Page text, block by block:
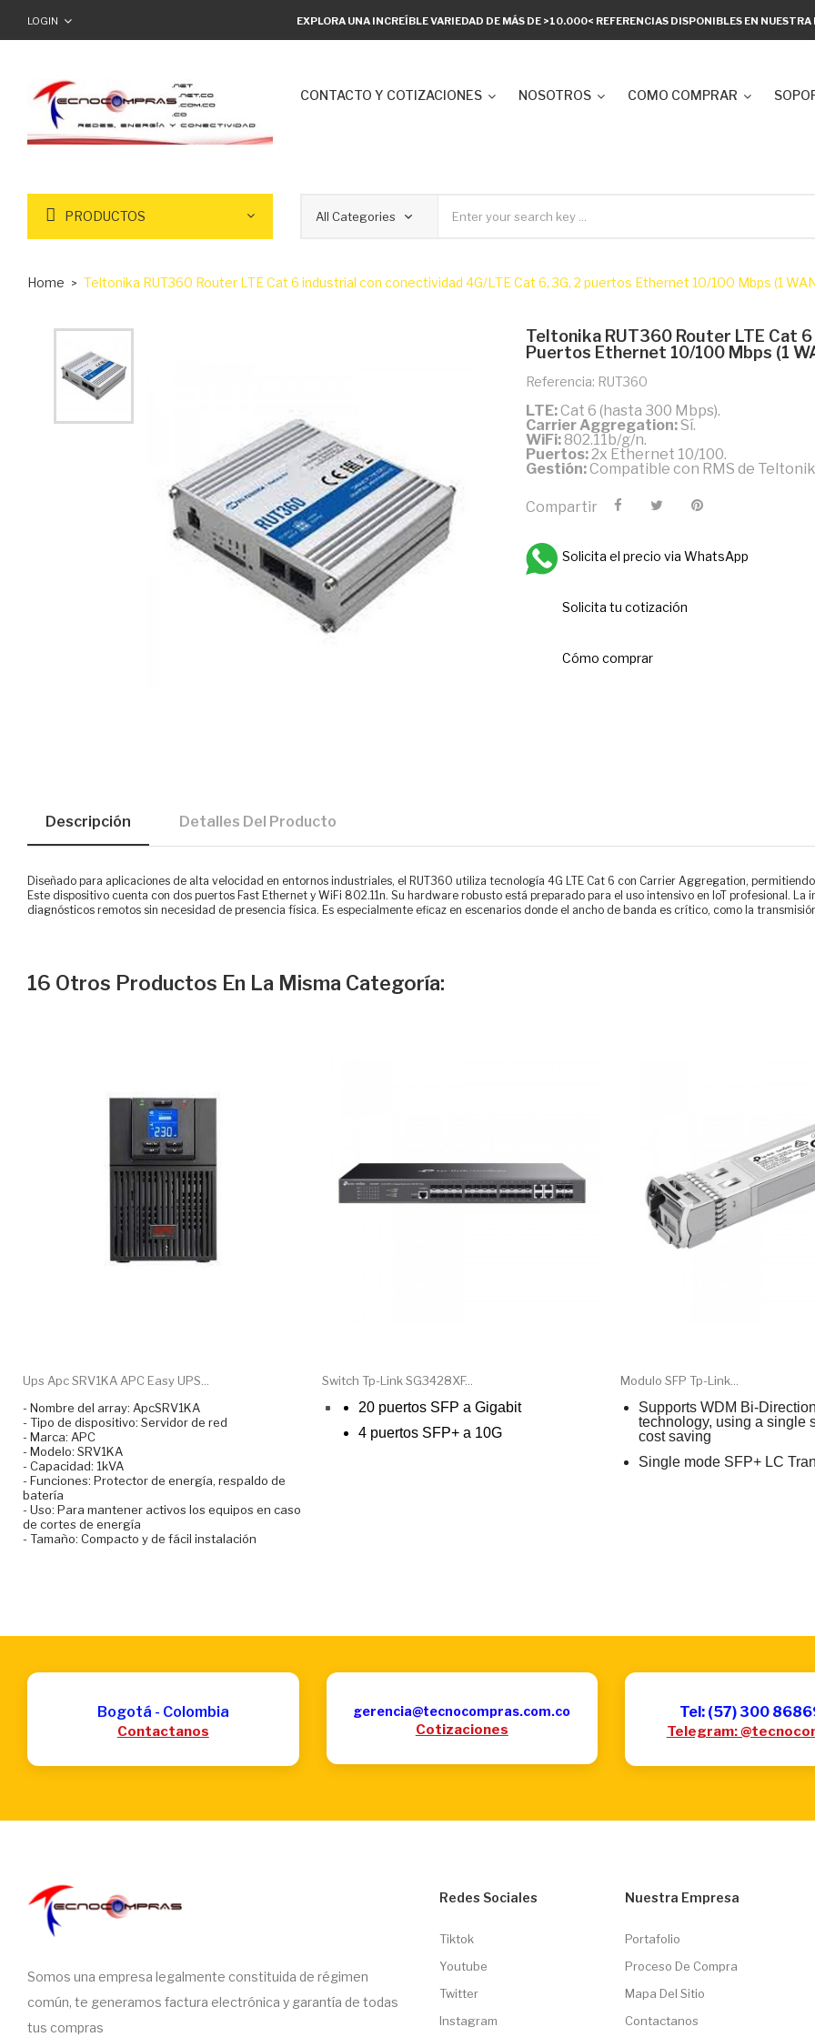
EXPLORA UNA INCREÍBLE VARIEDAD DE MÁS DE >10.000< REFERENCIAS DISPONIBLES EN
LOGIN
CONTACTO Y COTIZACIONES NOSOTROS COMO COMPRAR
PRODUCTOS
Home Teltonika RUT360 Router LTE Cat 6 industrial con conectividad 4G/LTE Cat 6, 3G, 2 puertos Ethernet 10/100 Mbps (1
Teltonika RUT360 Router LTE Cat
Puertos Ethernet 10/100 Mbps (1
Referencia: RUT360
LTE:Cat 6 (hasta 300 Mbps).
Carrier Aggregation:Sí.
WiFi:802.11b/g/n.
Puertos:2x Ethernet 10/100.
Gestión:Compatible con RMS de
Compartir
Solicita el precio via WhatsApp
Solicita tu cotización
Cómo comprar
Descripción Detalles Del Producto
Diseñado para aplicaciones de alta velocidad en entornos industriales, el RUT360 utiliza tecnología 4G LTE Cat 6 con Carrier Aggregation,
Este dispositivo cuenta con dos puertos Fast Ethernet y WiFi 802.11n. Su hardware robusto está preparado para el uso intensivo en IoT profesional.
diagnósticos remotos sin necesidad de presencia física. Es especialmente eficaz en escenarios donde el ancho de banda es crítico, como la
16 Otros Productos En La Misma Categoría:
Ups Apc SRV1KA APC Easy UPS...
- Nombre del array: ApcSRV1KA
- Tipo de dispositivo: Servidor de red
- Marca: APC
- Modelo: SRV1KA
- Capacidad: 1kVA
- Funciones: Protector de energía, respaldo de
batería
- Uso: Para mantener activos los equipos en caso
de cortes de energía
- Tamaño: Compacto y de fácil instalación
Switch Tp-Link SG3428XF...
20 puertos SFP a Gigabit
4 puertos SFP+ a 10G
Modulo SFP Tp-Link...
Supports WDM Bi-
technology, using a single
cost saving
Single mode SFP+ LC
Bogotá - Colombia
Contactanos
gerencia@tecnocompras.com.co
Cotizaciones
Tel: (57) 300
Telegram:
Somos una empresa legalmente constituida de régimen
común, te generamos factura electrónica y garantía de todas
tus compras
Redes Sociales
Tiktok
Youtube
Twitter
Instagram
Nuestra Empresa
Portafolio
Proceso De Compra
Mapa Del Sitio
Contactanos